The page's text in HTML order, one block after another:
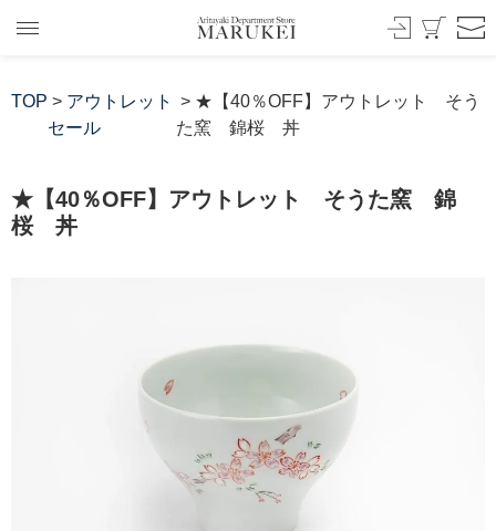
TOP > アウトレット
セール
> ★【40％OFF】アウトレット そう
た窯 錦桜 丼
★【40％OFF】アウトレット そうた窯 錦
桜 丼